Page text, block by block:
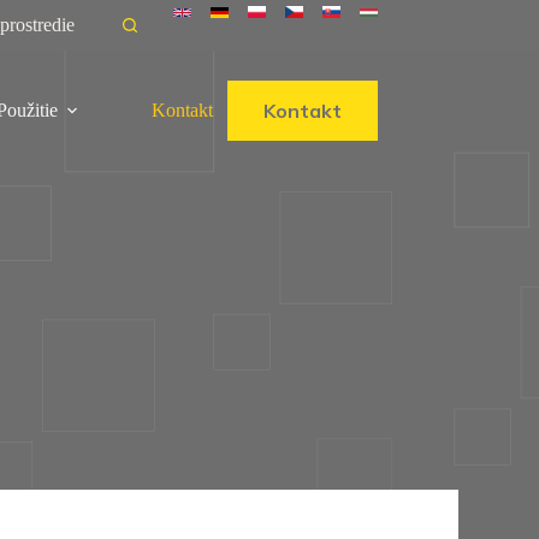
Kontakt Kontakt